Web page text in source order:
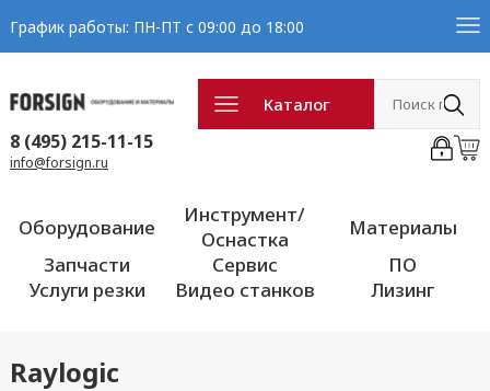
График работы: ПН-ПТ с 09:00 до 18:00
Каталог
8 (495) 215-11-15
info@forsign.ru
Оборудование
Инструмент/
Оснастка
Материалы
Запчасти
Сервис
ПО
Услуги резки
Видео станков Лизинг
Raylogic